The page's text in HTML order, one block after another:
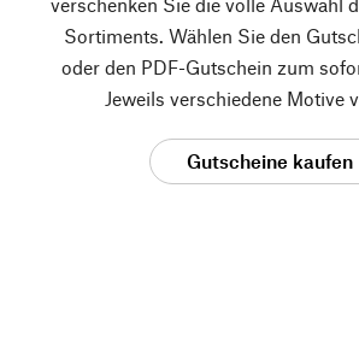
Sortiments. Wählen Sie den
oder den PDF-Gutschein zum
Jeweils verschiedene Motive
Gutscheine kaufen